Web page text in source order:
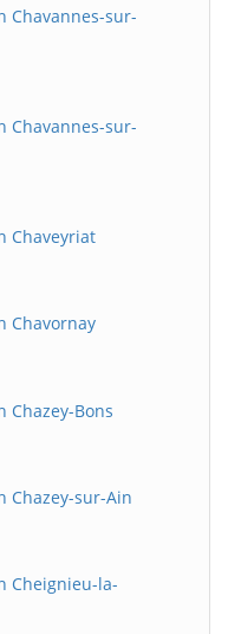
Chavannes-sur-
Chavannes-sur-
Chaveyriat
Chavornay
Chazey-Bons
Chazey-sur-Ain
Cheignieu-la-